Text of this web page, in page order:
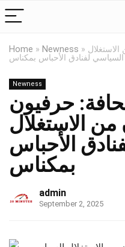
Home » Newness »
السياسي لفنادق الأحباس بمكناس
Newness
حرفيون
الاستغلال
الأحباس
بمكناس
admin
September 2, 2025